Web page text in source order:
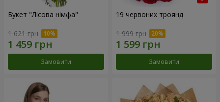
Букет "Лісова німфа"
1 621 грн
Замовити
19 червоних троянд
1 999 грн
Замовити